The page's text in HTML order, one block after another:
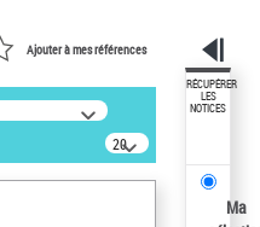
Ajouter à mes références
20
résultats/page
RÉCUPÉRER
LES
NOTICES
Ma